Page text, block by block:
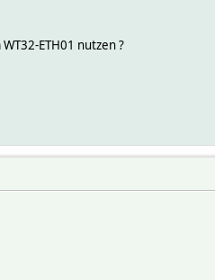
ETH01 nutzen ?